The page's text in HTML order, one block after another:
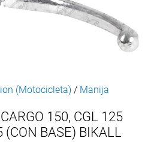
(Motocicleta) / Manija
150, CGL 125
(CON BASE) BIKALL